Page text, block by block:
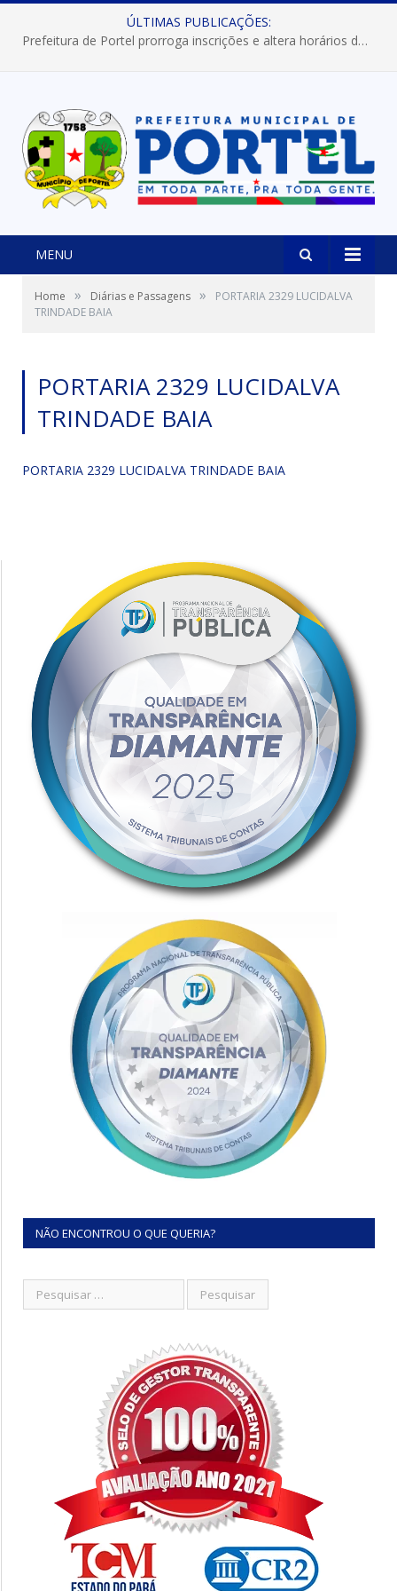
ÚLTIMAS PUBLICAÇÕES:
Prefeitura de Portel prorroga inscrições e altera horários dos concursos “Musa” e “Miss Mix Verão 2026”
MENU
Home » Diárias e Passagens »
PORTARIA 2329 LUCIDALVA
TRINDADE BAIA
PORTARIA 2329 LUCIDALVA
TRINDADE BAIA
PORTARIA 2329 LUCIDALVA TRINDADE BAIA
NÃO ENCONTROU O QUE QUERIA?